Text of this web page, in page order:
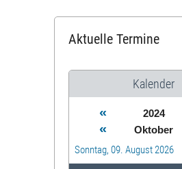
Aktuelle Termine
Kalender
« 2024
«
Oktober
Sonntag, 09. August 2026